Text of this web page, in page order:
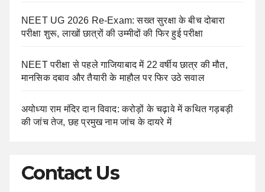
NEET UG 2026 Re-Exam: सख्त सुरक्षा के बीच दोबारा
परीक्षा शुरू, लाखों छात्रों की उम्मीदों की फिर हुई परीक्षा
NEET परीक्षा से पहले गाजियाबाद में 22 वर्षीय छात्र की मौत,
मानसिक दबाव और तैयारी के माहौल पर फिर उठे सवाल
अयोध्या राम मंदिर दान विवाद: करोड़ों के चढ़ावे में कथित गड़बड़ी
की जांच तेज, छह प्रमुख नाम जांच के दायरे में
Contact Us